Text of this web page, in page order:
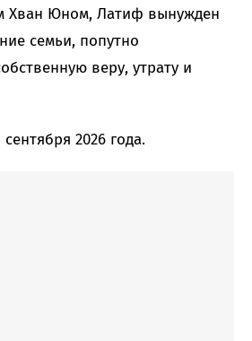
Хван Юном, Латиф вынужден
семьи, попутно
веру, утрату и
2026 года.